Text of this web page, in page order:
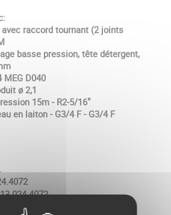
raccord tournant (2 joints
basse pression, tête détergent,
MEG D040
ø 2,1
15m - R2-5/16”
en laiton - G3/4 F - G3/4 F